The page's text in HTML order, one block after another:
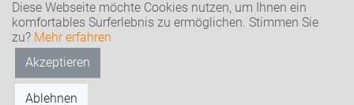
Diese Webseite möchte Cookies nutzen, um Ihnen ein
komfortables Surferlebnis zu ermöglichen. Stimmen Sie
zu? Mehr erfahren
Akzeptieren
Ablehnen